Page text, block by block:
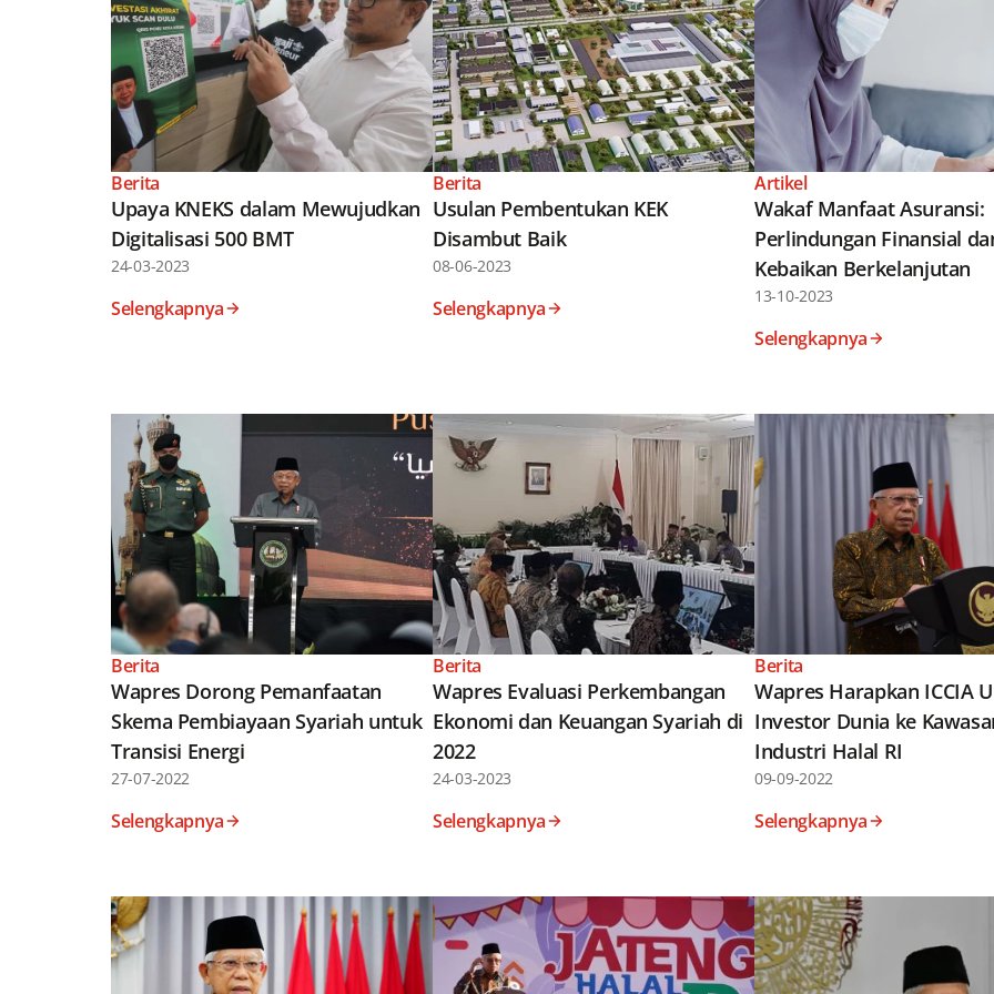
Berita
Upaya KNEKS dalam Mewujudkan
Digitalisasi 500 BMT
24-03-2023
Selengkapnya
Berita
Usulan Pembentukan KEK
Disambut Baik
08-06-2023
Selengkapnya
Artikel
Wakaf Manfaat Asuransi:
Perlindungan Finansial
Kebaikan Berkelanjutan
13-10-2023
Selengkapnya
Berita
Wapres Dorong Pemanfaatan
Skema Pembiayaan Syariah untuk
Transisi Energi
27-07-2022
Selengkapnya
Berita
Wapres Evaluasi Perkembangan
Ekonomi dan Keuangan Syariah di
2022
24-03-2023
Selengkapnya
Berita
Wapres Harapkan ICCIA
Investor Dunia ke
Industri Halal RI
09-09-2022
Selengkapnya